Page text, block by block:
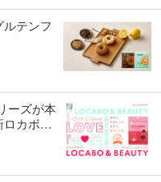
テンフ
ーズが本
カボお